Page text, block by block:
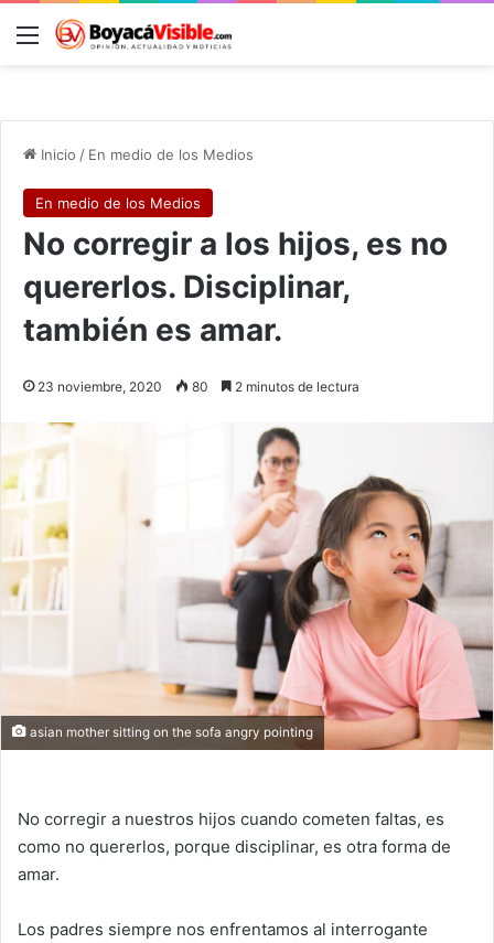
Menú
Inicio / En medio de los Medios
En medio de los Medios
No corregir a los hijos, es no
quererlos. Disciplinar,
también es amar.
23 noviembre, 2020 80 2 minutos de lectura
asian mother sitting on the sofa angry pointing
No corregir a nuestros hijos cuando cometen faltas, es
como no quererlos, porque disciplinar, es otra forma de
amar.
Los padres siempre nos enfrentamos al interrogante